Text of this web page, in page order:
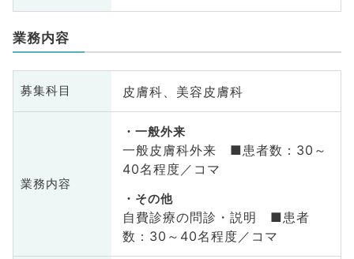
業務内容
募集科目 皮膚科、美容皮膚科
業務内容
一般外来
一般皮膚科外来 ■患者数：30～
40名程度／コマ
その他
自費診療の問診・説明 ■患者
数：30～40名程度／コマ